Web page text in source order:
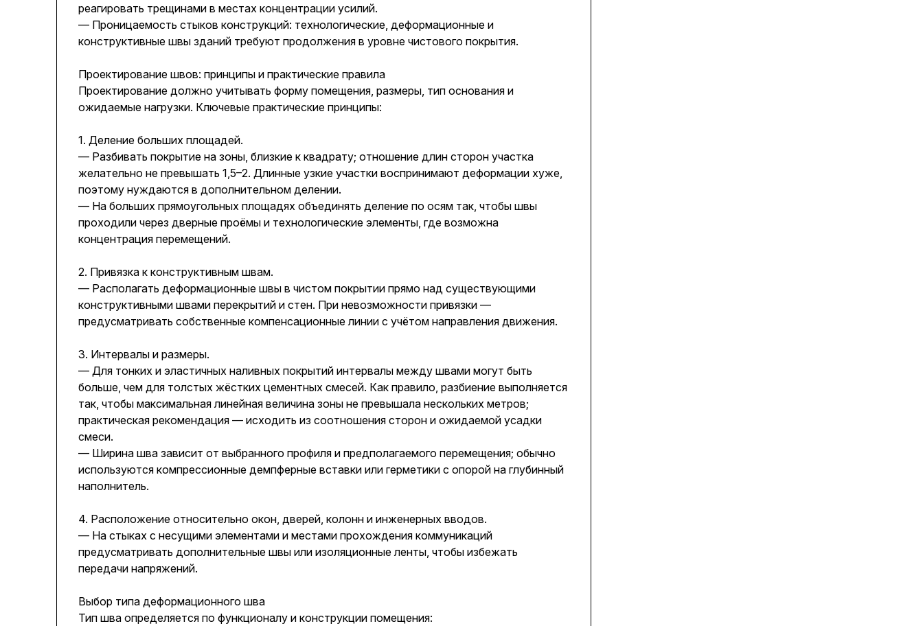
реагировать трещинами в местах концентрации усилий.
— Проницаемость стыков конструкций: технологические, деформационные и
конструктивные швы зданий требуют продолжения в уровне чистового покрытия.
Проектирование швов: принципы и практические правила
Проектирование должно учитывать форму помещения, размеры, тип основания и
ожидаемые нагрузки. Ключевые практические принципы:
1. Деление больших площадей.
— Разбивать покрытие на зоны, близкие к квадрату; отношение длин сторон участка
желательно не превышать 1,5–2. Длинные узкие участки воспринимают деформации хуже,
поэтому нуждаются в дополнительном делении.
— На больших прямоугольных площадях объединять деление по осям так, чтобы швы
проходили через дверные проёмы и технологические элементы, где возможна
концентрация перемещений.
2. Привязка к конструктивным швам.
— Располагать деформационные швы в чистом покрытии прямо над существующими
конструктивными швами перекрытий и стен. При невозможности привязки —
предусматривать собственные компенсационные линии с учётом направления движения.
3. Интервалы и размеры.
— Для тонких и эластичных наливных покрытий интервалы между швами могут быть
больше, чем для толстых жёстких цементных смесей. Как правило, разбиение выполняется
так, чтобы максимальная линейная величина зоны не превышала нескольких метров;
практическая рекомендация — исходить из соотношения сторон и ожидаемой усадки
смеси.
— Ширина шва зависит от выбранного профиля и предполагаемого перемещения; обычно
используются компрессионные демпферные вставки или герметики с опорой на глубинный
наполнитель.
4. Расположение относительно окон, дверей, колонн и инженерных вводов.
— На стыках с несущими элементами и местами прохождения коммуникаций
предусматривать дополнительные швы или изоляционные ленты, чтобы избежать
передачи напряжений.
Выбор типа деформационного шва
Тип шва определяется по функционалу и конструкции помещения: